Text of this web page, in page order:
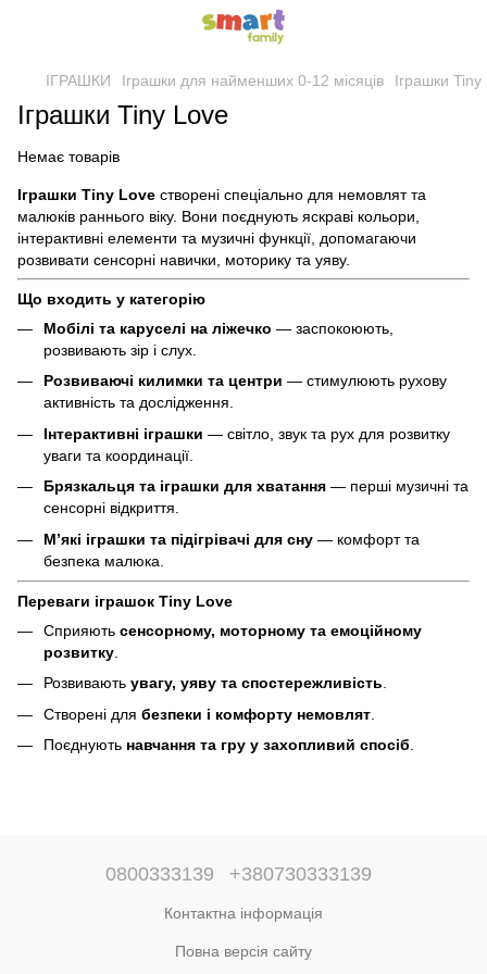
ІГРАШКИ Іграшки для найменших 0-12 місяців Іграшки
Іграшки Tiny Love
Немає товарів
Іграшки Tiny Love створені спеціально для немовлят та
малюків раннього віку. Вони поєднують яскраві кольори,
інтерактивні елементи та музичні функції, допомагаючи
розвивати сенсорні навички, моторику та уяву.
Що входить у категорію
Мобілі та каруселі на ліжечко — заспокоюють,
розвивають зір і слух.
Розвиваючі килимки та центри — стимулюють рухову
активність та дослідження.
Інтерактивні іграшки — світло, звук та рух для розвитку
уваги та координації.
Брязкальця та іграшки для хватання — перші музичні та
сенсорні відкриття.
М’які іграшки та підігрівачі для сну — комфорт та
безпека малюка.
Переваги іграшок Tiny Love
Сприяють сенсорному, моторному та емоційному
розвитку
Розвивають увагу, уяву та спостережливість.
Створені для безпеки і комфорту немовлят
Поєднують навчання та гру у захопливий спосіб
0800333139 +380730333139
Контактна інформація
Повна версія сайту